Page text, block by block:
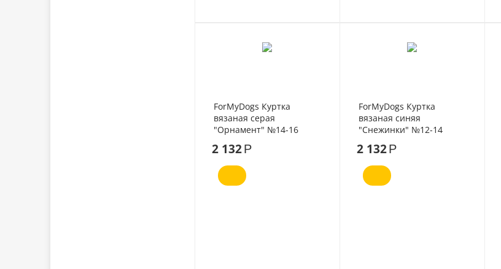
ForMyDogs Куртка
вязаная серая
"Орнамент" №14-16
2 132Р
ForMyDogs Куртка
вязаная синяя
"Снежинки" №12-14
2 132Р